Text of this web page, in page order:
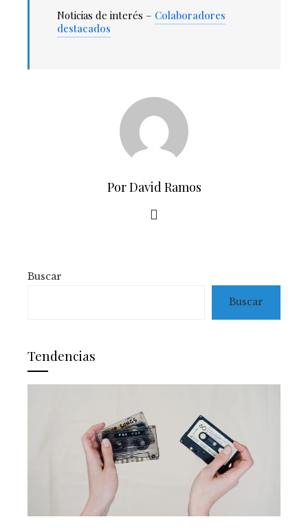
Noticias de interés – Colaboradores
destacados
Por David Ramos
Buscar
Buscar
Tendencias